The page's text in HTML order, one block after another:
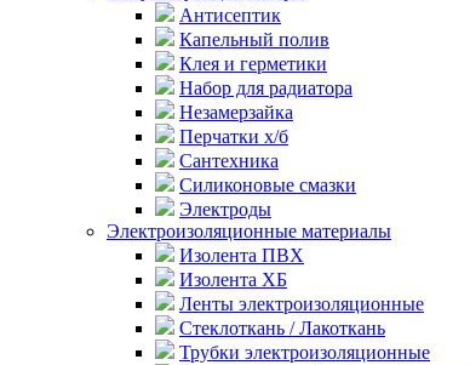
Антисептик
Капельный полив
Клея и герметики
Набор для радиатора
Незамерзайка
Перчатки х/б
Сантехника
Силиконовые смазки
Электроды
Электроизоляционные материалы
Изолента ПВХ
Изолента ХБ
Ленты электроизоляционные
Стеклоткань / Лакоткань
Трубки электроизоляционные